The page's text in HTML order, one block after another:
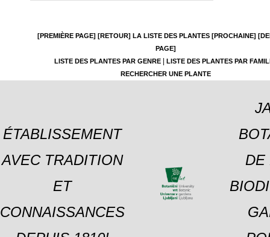
[PREMIÈRE PAGE] [RETOUR] LA LISTE DES PLANTES [PROCHAINE]
PAGE]
LISTE DES PLANTES PAR GENRE|
LISTE DES PLANTES PAR
RECHERCHER UNE PLANTE
ÉTABLISSEMENT
AVEC TRADITION
ET
CONNAISSANCES
DE